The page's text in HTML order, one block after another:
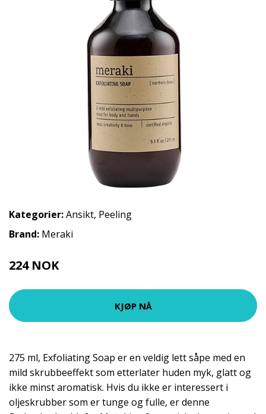
Kategorier:Ansikt, Peeling
Brand: Meraki
224 NOK
KJØP NÅ
275 ml, Exfoliating Soap er en veldig lett såpe med en
mild skrubbeeffekt som etterlater huden myk, glatt og
ikke minst aromatisk. Hvis du ikke er interessert i
oljeskrubber som er tunge og fulle, er denne